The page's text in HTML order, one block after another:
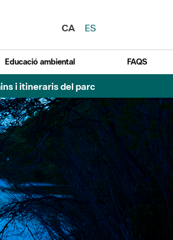
CA
ES
Educació ambiental FAQS
i itineraris del parc